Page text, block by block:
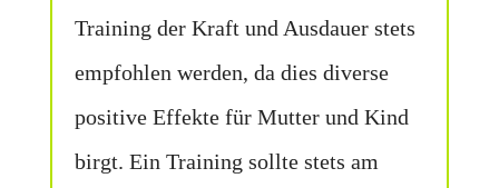
Training der Kraft und Ausdauer stets
empfohlen werden, da dies diverse
positive Effekte für Mutter und Kind
birgt. Ein Training sollte stets am